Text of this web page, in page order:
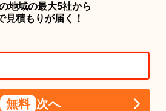
地域の最大5社から
見積もりが届く！
無料 次へ